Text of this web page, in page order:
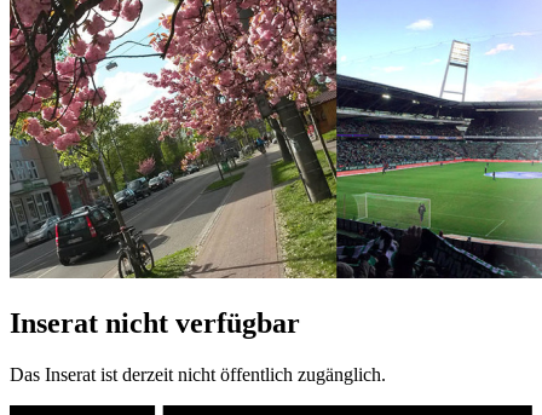
Inserat nicht verfügbar
Das Inserat ist derzeit nicht öffentlich zugänglich.